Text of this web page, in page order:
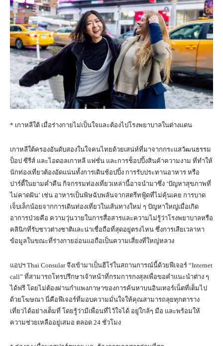
* เกาหลีใต้ เมื่อร่างกายไม่เป็นใจและต้องไปโรงพยาบาลในต่างแดน
เกาหลีใต้ครองอันดับสองในใจคนไทยด้วยเสน่ห์ที่มาจากกระแสวัฒนธรรม
ป็อป ซีรีส์ และไอดอลเกาหลี แฟชั่น และการช็อปปิ้งสินค้าความงาม ที่ทำให้
นักท่องเที่ยวต้องอัดแน่นทั้งการเดินช้อปปิ้ง การรับประทานอาหาร หรือ
ปาร์ตี้ในยามค่ำคืน กิจกรรมท่องเที่ยวเหล่านี้อาจนำมาซึ่ง ‘ปัญหาสุขภาพที่
ไม่คาดฝัน’ เช่น อาหารเป็นพิษฉับพลันจากสตรีทฟู้ดที่ไม่คุ้นเคย การบาด
เจ็บเล็กน้อยจากการเดินท่องเที่ยวในเส้นทางใหม่ ๆ ปัญหาใหญ่เมื่อเกิด
อาการป่วยคือ ความวุ่นวายในการสื่อสารและความไม่รู้ว่าโรงพยาบาลหรือ
คลินิกที่รับชาวต่างชาติและน่าเชื่อถือที่สุดอยู่ตรงไหน ซึ่งการเสียเวลาหา
ข้อมูลในขณะที่ร่างกายอ่อนแอถือเป็นความเสี่ยงที่ใหญ่หลวง
แอปฯ Thai Consular จึงเข้ามาเป็นฮีโร่ในสถานการณ์นี้ด้วยฟีเจอร์ “Internet
call” ที่สามารถโทรปรึกษาเจ้าหน้าที่กรมการกงสุลเพื่อขอคำแนะนำต่าง ๆ
ได้ฟรี โดยไม่ต้องผ่านกำแพงภาษาของการค้นหาบนอินเทอร์เน็ตที่เต็มไป
ด้วยโฆษณา นี่คือฟีเจอร์ที่มอบความมั่นใจให้คุณสามารถลุยทุกตาราง
เที่ยวได้อย่างเต็มที่ โดยรู้ว่ามีเพื่อนที่ไว้ใจได้ อยู่ใกล้ๆ มือ และพร้อมให้
ความช่วยเหลืออยู่เสมอ ตลอด 24 ชั่วโมง